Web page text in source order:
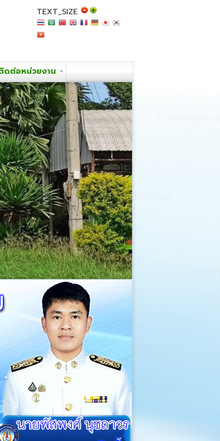
TEXT_SIZE
ดต่อหน่วยงาน